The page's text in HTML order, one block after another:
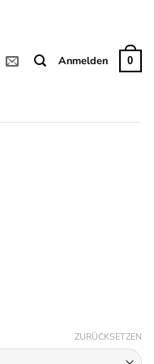
Anmelden 0
ZURÜCKSETZEN